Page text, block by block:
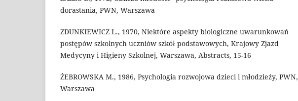
dorastania, PWN, Warszawa
ZDUNKIEWICZ L., 1970, Niektóre aspekty biologiczne uwarunkowań
postępów szkolnych uczniów szkół podstawowych, Krajowy Zjazd
Medycyny i Higieny Szkolnej, Warszawa, Abstracts, 15-16
ŻEBROWSKA M., 1986, Psychologia rozwojowa dzieci i młodzieży, PWN,
Warszawa